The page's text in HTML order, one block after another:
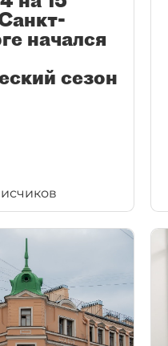
начался
сезон